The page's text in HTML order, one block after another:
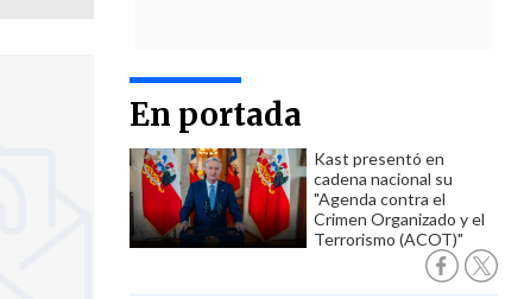
En portada
Kast presentó en
cadena nacional su
"Agenda contra el
Crimen Organizado y el
Terrorismo (ACOT)"